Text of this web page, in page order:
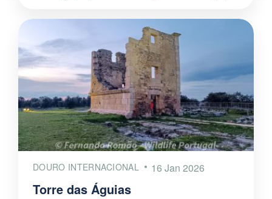
DOURO INTERNACIONAL 16 Jan 2026
Torre das Águias